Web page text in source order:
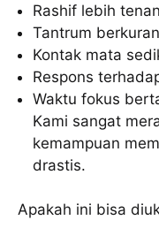
Rashif lebih
Tantrum
Kontak mata
Respons
Waktu fokus
Kami sangat
kemampuan
drastis.
Apakah ini bisa